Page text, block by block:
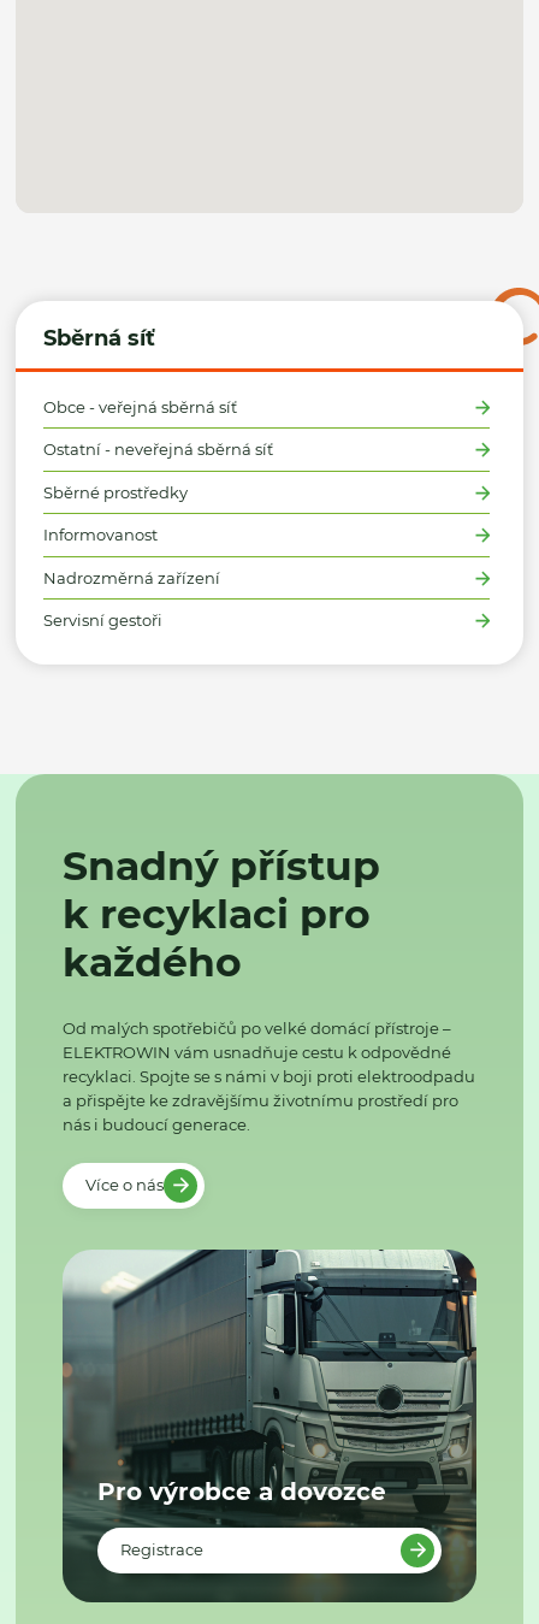
Sběrná síť
Obce - veřejná sběrná síť
Ostatní - neveřejná sběrná síť
Sběrné prostředky
Informovanost
Nadrozměrná zařízení
Servisní gestoři
Snadný přístup
k recyklaci pro
každého
Od malých spotřebičů po velké domácí přístroje –
ELEKTROWIN vám usnadňuje cestu k odpovědné
recyklaci. Spojte se s námi v boji proti elektroodpadu
a přispějte ke zdravějšímu životnímu prostředí pro
nás i budoucí generace.
Více o nás
Pro výrobce a dovozce
Registrace